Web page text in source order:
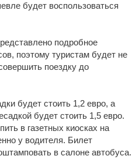
будет воспользоваться
подробное
поэтому туристам будет не
поездку до
будет стоить 1,2 евро, а
будет стоить 1,5 евро.
в газетных киосках на
у водителя. Билет
в салоне автобуса.